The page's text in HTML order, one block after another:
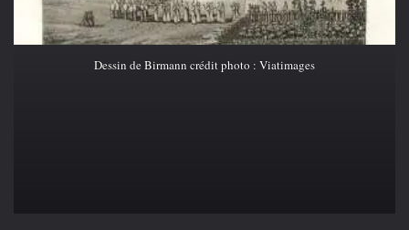
Dessin de Birmann crédit photo : Viatimages